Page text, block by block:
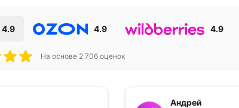
4.9 4.9 4.9
На основе 2 706 оценок
Андрей